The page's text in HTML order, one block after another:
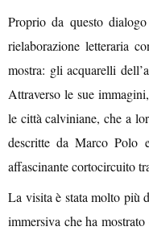
Proprio da questo
rielaborazione letteraria
mostra: gli acquarelli
Attraverso le sue
le città calviniane, che a
descritte da Marco Polo
affascinante cortocircuito
La visita è stata molto più
immersiva che ha